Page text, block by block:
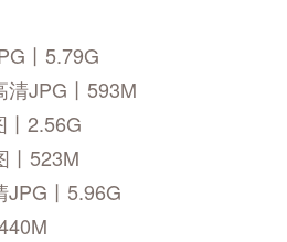
丨5.79G
清JPG丨593M
丨2.56G
丨523M
JPG丨5.96G